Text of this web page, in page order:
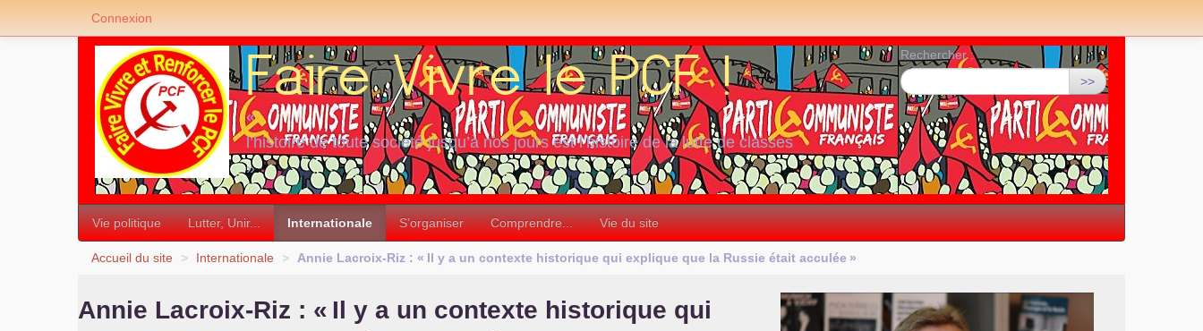
«
l’histoire de toute société jusqu’à nos jours est l’histoire de la lutte de classes
»
Rechercher :
>>
Vie politique Lutter, Unir... Internationale S’organiser Comprendre... Vie du site
Accueil du site > Internationale > Annie Lacroix-Riz : « Il y a un contexte historique qui explique que la Russie était acculée »
Annie Lacroix-Riz : « Il y a un contexte historique qui
Connexion